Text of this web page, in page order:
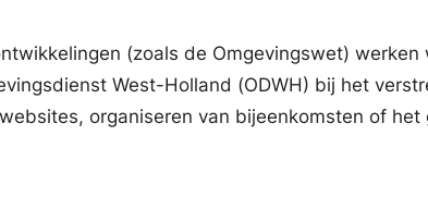
(zoals de Omgevingswet)
West-Holland (ODWH) bij het
organiseren van bijeenkomsten of